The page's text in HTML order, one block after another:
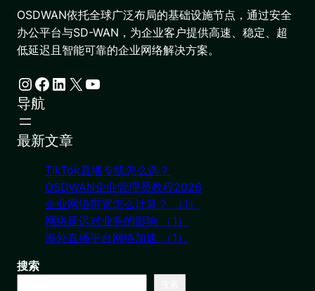
OSDWAN依托全球广泛布局的基础设施节点，通过安全
办公平台与SD-WAN，为企业客户提供高速、稳定、超
低延迟且智能可靠的企业网络解决方案。
Instagram Facebook LinkedIn X YouTube
导航
最新文章
TikTok直播专线怎么选？
OSDWAN企业管理员教程2026
企业网络带宽怎么计算？ （1）
网络延迟对业务的影响 （1）
海外直播平台网络加速 （1）
搜索